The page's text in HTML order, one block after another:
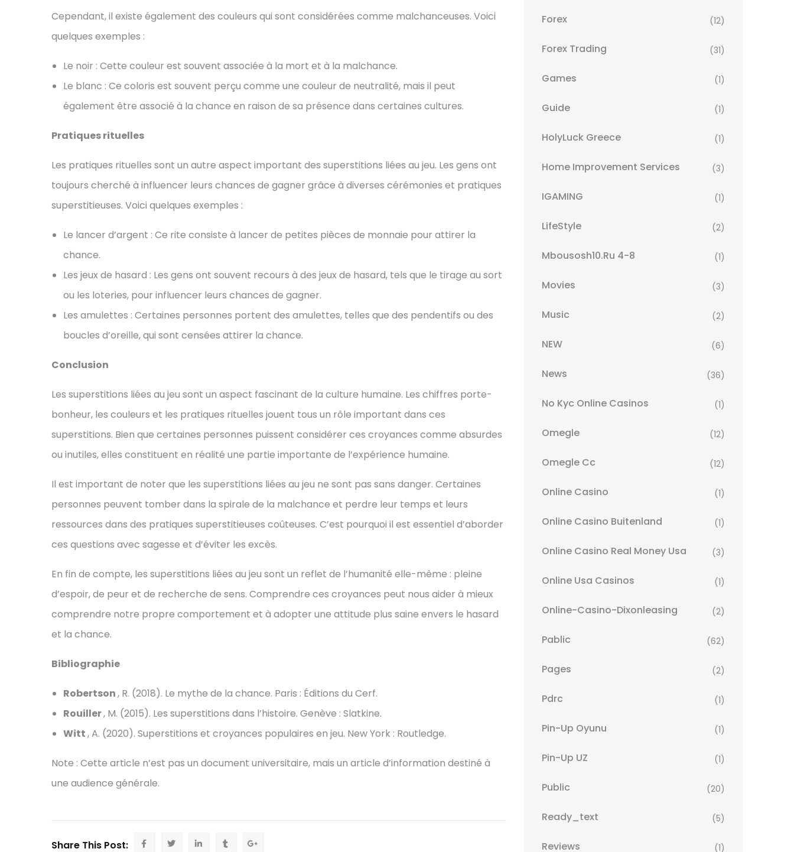
Cependant, il existe également des couleurs qui sont considérées comme malchanceuses. Voici
quelques exemples :
Le noir : Cette couleur est souvent associée à la mort et à la malchance.
Le blanc : Ce coloris est souvent perçu comme une couleur de neutralité, mais il peut
également être associé à la chance en raison de sa présence dans certaines cultures.
Pratiques rituelles
Les pratiques rituelles sont un autre aspect important des superstitions liées au jeu. Les gens ont
toujours cherché à influencer leurs chances de gagner grâce à diverses cérémonies et pratiques
superstitieuses. Voici quelques exemples :
Le lancer d’argent : Ce rite consiste à lancer de petites pièces de monnaie pour attirer la
chance.
Les jeux de hasard : Les gens ont souvent recours à des jeux de hasard, tels que le tirage au sort
ou les loteries, pour influencer leurs chances de gagner.
Les amulettes : Certaines personnes portent des amulettes, telles que des pendentifs ou des
boucles d’oreille, qui sont censées attirer la chance.
Conclusion
Les superstitions liées au jeu sont un aspect fascinant de la culture humaine. Les chiffres porte-
bonheur, les couleurs et les pratiques rituelles jouent tous un rôle important dans ces
superstitions. Bien que certaines personnes puissent considérer ces croyances comme absurdes
ou inutiles, elles constituent en réalité une partie importante de l’expérience humaine.
Il est important de noter que les superstitions liées au jeu ne sont pas sans danger. Certaines
personnes peuvent tomber dans la spirale de la malchance et perdre leur temps et leurs
ressources dans des pratiques superstitieuses coûteuses. C’est pourquoi il est essentiel d’aborder
ces questions avec sagesse et d’éviter les excès.
En fin de compte, les superstitions liées au jeu sont un reflet de l’humanité elle-même : pleine
d’espoir, de peur et de recherche de sens. Comprendre ces croyances peut nous aider à mieux
comprendre notre propre comportement et à adopter une attitude plus saine envers le hasard
et la chance.
Bibliographie
Robertson, R. (2018). Le mythe de la chance. Paris : Éditions du Cerf.
Rouiller, M. (2015). Les superstitions dans l’histoire. Genève : Slatkine.
Witt, A. (2020). Superstitions et croyances populaires en jeu. New York : Routledge.
Note : Cette article n’est pas un document universitaire, mais un article d’information destiné à
une audience générale.
Share This Post:
Forex (12)
Forex Trading (31)
Games (1)
Guide (1)
HolyLuck Greece (1)
Home Improvement Services (3)
IGAMING (1)
LifeStyle (2)
Mbousosh10.ru 4-8 (1)
Movies (3)
Music (2)
NEW (6)
News (36)
No Kyc Online Casinos (1)
Omegle (12)
Omegle Cc (12)
Online Casino (1)
Online Casino Buitenland (1)
Online Casino Real Money Usa (3)
Online Usa Casinos (1)
Online-Casino-Dixonleasing (2)
Pablic (62)
Pages (2)
Pdrc (1)
Pin-Up Oyunu (1)
Pin-Up UZ (1)
Public (20)
Ready_text (5)
Reviews (1)